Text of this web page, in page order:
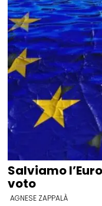
Salviamo
voto
AGNESE ZAPPALÀ